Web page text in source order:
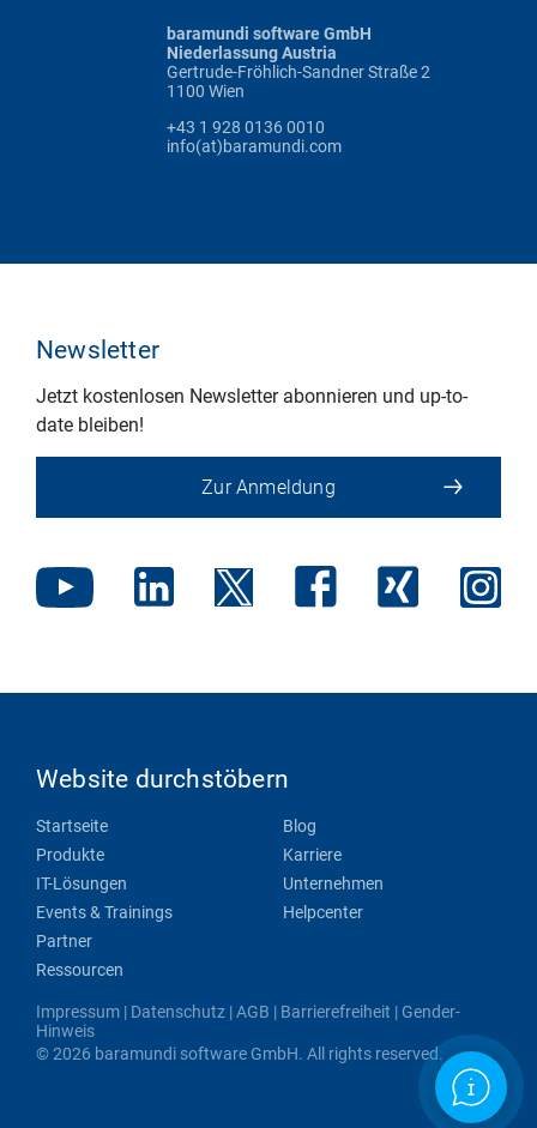
baramundi software GmbH
Niederlassung Austria
Gertrude-Fröhlich-Sandner Straße 2
1100 Wien
+43 1 928 0136 0010
info(at)baramundi.com
Newsletter
Jetzt kostenlosen Newsletter abonnieren und up-to-
date bleiben!
Zur Anmeldung
Website durchstöbern
Startseite
Produkte
IT-Lösungen
Events & Trainings
Partner
Ressourcen
Blog
Karriere
Unternehmen
Helpcenter
Impressum | Datenschutz |AGB | Barrierefreiheit | Gender-
Hinweis
© 2026 baramundi software GmbH. All rights reserved.